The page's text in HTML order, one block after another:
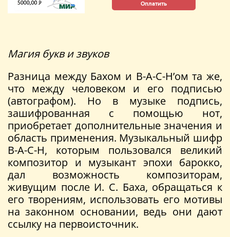
Оплатить
Магия букв и звуков
Разница между Бахом и В-A-C-H’ом та же,
что между человеком и его подписью
(автографом). Но в музыке подпись,
зашифрованная с помощью нот,
приобретает дополнительные значения и
область применения. Музыкальный шифр
В-A-C-H, которым пользовался великий
композитор и музыкант эпохи барокко,
дал возможность композиторам,
живущим после И. С. Баха, обращаться к
его творениям, использовать его мотивы
на законном основании, ведь они дают
ссылку на первоисточник.